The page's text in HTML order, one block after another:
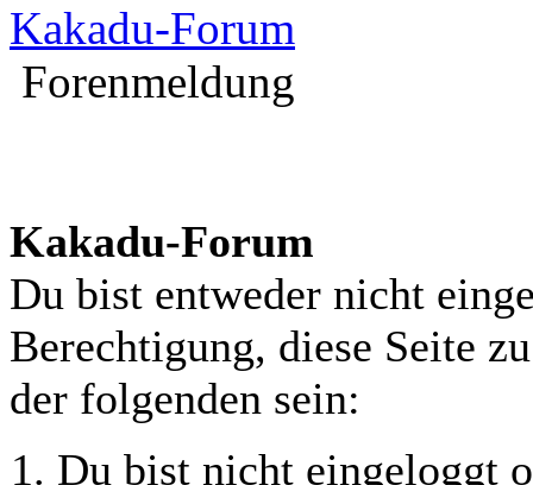
Kakadu-Forum
Forenmeldung
Kakadu-Forum
Du bist entweder nicht
Berechtigung, diese Seite
der folgenden sein:
Du bist nicht eingeloggt